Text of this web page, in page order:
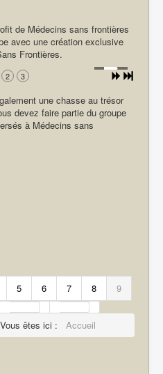
de Médecins sans frontières
avec une création exclusive
Frontières.
2 3
une chasse au trésor
devez faire partie du groupe
à Médecins sans
5 6 7 8
9
Vous êtes ici :
Accueil